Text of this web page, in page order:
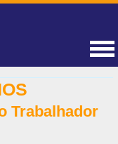
Trabalhador